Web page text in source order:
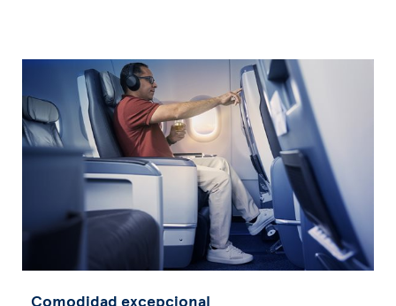
Comodidad excepcional